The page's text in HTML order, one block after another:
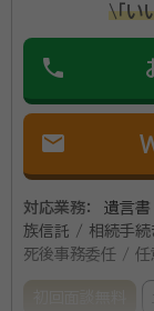
相続のご相談は
産・不動産の相
談ください。 相
します。 面談は
資格等：司法書士
所属団体： 神奈川
\「い
phone
mail
対応業務：
遺言
族信託 / 相続手
死後事務委任 / 任